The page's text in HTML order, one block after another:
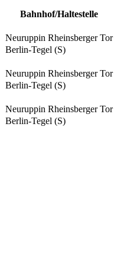
Bahnhof/Haltestelle
Neuruppin Rheinsberger Tor
Berlin-Tegel (S)
Neuruppin Rheinsberger Tor
Berlin-Tegel (S)
Neuruppin Rheinsberger Tor
Berlin-Tegel (S)